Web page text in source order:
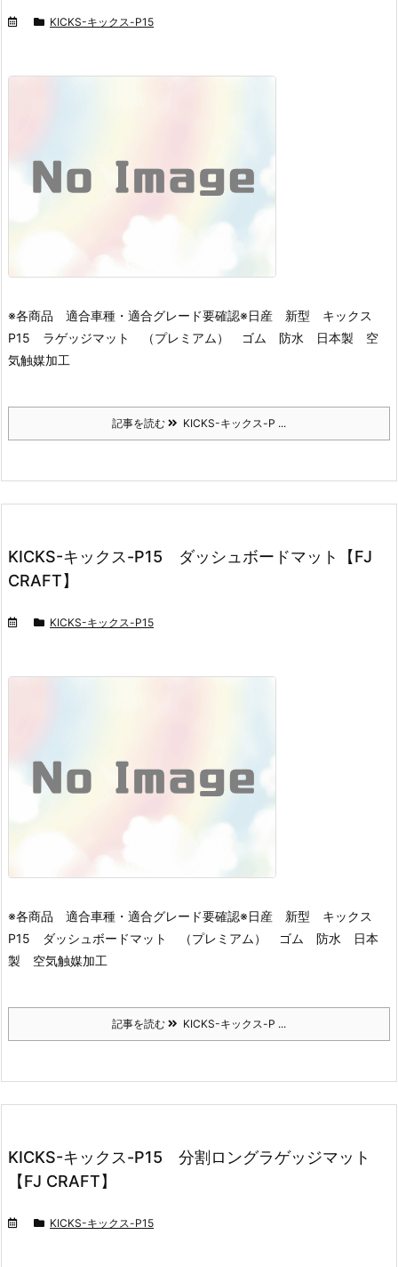
KICKS-キックス-P15
※各商品 適合車種・適合グレード要確認※日産 新型 キックス
P15 ラゲッジマット （プレミアム） ゴム 防水 日本製 空
気触媒加工
記事を読む KICKS-キックス-P ...
KICKS-キックス-P15 ダッシュボードマット【FJ
CRAFT】
KICKS-キックス-P15
※各商品 適合車種・適合グレード要確認※日産 新型 キックス
P15 ダッシュボードマット （プレミアム） ゴム 防水 日本
製 空気触媒加工
記事を読む KICKS-キックス-P ...
KICKS-キックス-P15 分割ロングラゲッジマット
【FJ CRAFT】
KICKS-キックス-P15